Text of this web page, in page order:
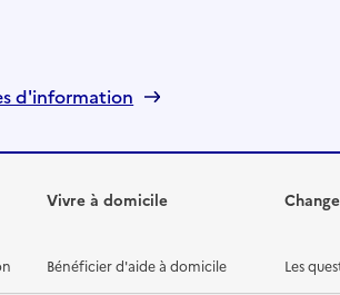
d'information
Vivre à domicile
Bénéficier d'aide à domicile Les